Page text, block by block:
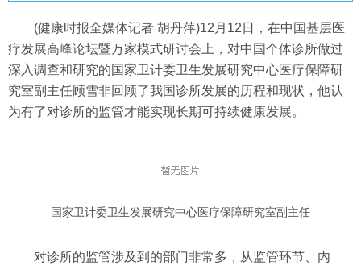
(健康时报全媒体记者 胡丹萍)12月12日，在中国基层医
疗发展高峰论坛暨万家模式研讨会上，对中国个体诊所做过
深入调查和研究的国家卫计委卫生发展研究中心医疗保障研
究室副主任顾雪非回顾了我国诊所发展的历程和现状，他认
为有了对诊所的监管才能实现长期可持续健康发展。
国家卫计委卫生发展研究中心医疗保障研究室副主任
对诊所的监管涉及到的部门非常多，从监管环节、内